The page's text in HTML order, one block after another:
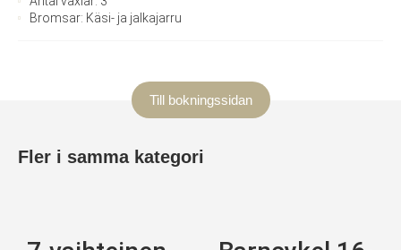
Bromsar: Käsi- ja jalkajarru
Till bokningssidan
Fler i samma kategori